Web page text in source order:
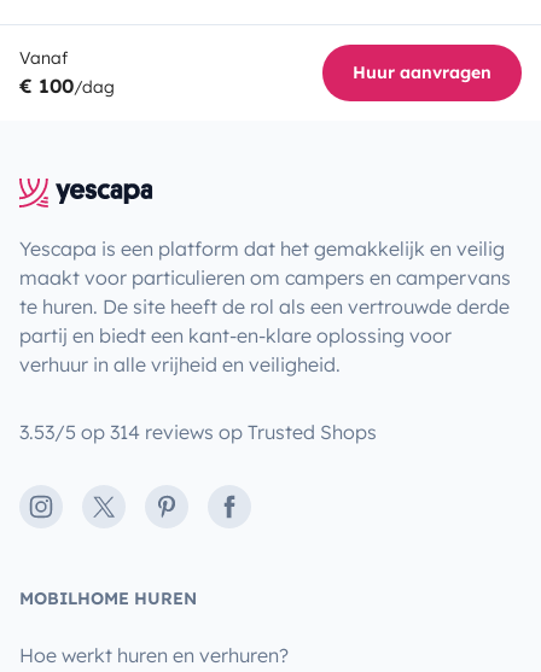
Vanaf
€ 100/dag
Huur aanvragen
Yescapa is een platform dat het gemakkelijk en veilig
maakt voor particulieren om campers en campervans
te huren. De site heeft de rol als een vertrouwde derde
partij en biedt een kant-en-klare oplossing voor
verhuur in alle vrijheid en veiligheid.
3.53/5 op 314 reviews op Trusted Shops
Instagram
X PinterestFacebook
MOBILHOME HUREN
Hoe werkt huren en verhuren?